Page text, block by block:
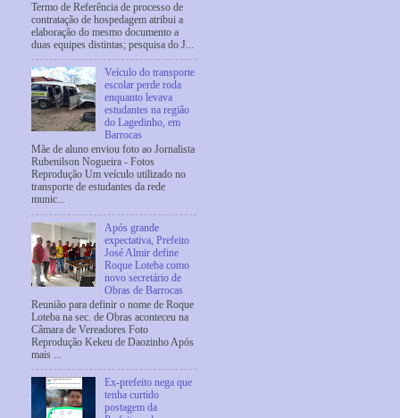
Termo de Referência de processo de
contratação de hospedagem atribui a
elaboração do mesmo documento a
duas equipes distintas; pesquisa do J...
Veículo do transporte
escolar perde roda
enquanto levava
estudantes na região
do Lagedinho, em
Barrocas
Mãe de aluno enviou foto ao Jornalista
Rubenilson Nogueira - Fotos
Reprodução Um veículo utilizado no
transporte de estudantes da rede
munic...
Após grande
expectativa, Prefeito
José Almir define
Roque Loteba como
novo secretário de
Obras de Barrocas
Reunião para definir o nome de Roque
Loteba na sec. de Obras aconteceu na
Câmara de Vereadores Foto
Reprodução Kekeu de Daozinho Após
mais ...
Ex-prefeito nega que
tenha curtido
postagem da